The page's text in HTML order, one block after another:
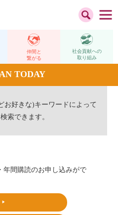
仲間と
繋がる
社会貢献への
取り組み
TODAY
お好きな)キーワードによって
索できます。
年間購読のお申し込みがで